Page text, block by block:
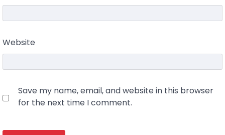
Website
Save my name, email, and website in this browser
for the next time I comment.